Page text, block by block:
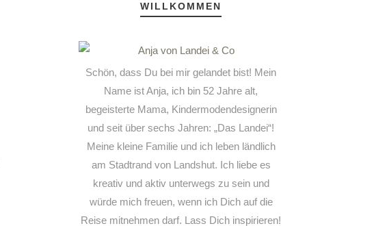
WILLKOMMEN
Schön, dass Du bei mir gelandet bist! Mein
Name ist Anja, ich bin 52 Jahre alt,
begeisterte Mama, Kindermodendesignerin
und seit über sechs Jahren: „Das Landei“!
Meine kleine Familie und ich leben ländlich
am Stadtrand von Landshut. Ich liebe es
kreativ und aktiv unterwegs zu sein und
würde mich freuen, wenn ich Dich auf die
Reise mitnehmen darf. Lass Dich inspirieren!